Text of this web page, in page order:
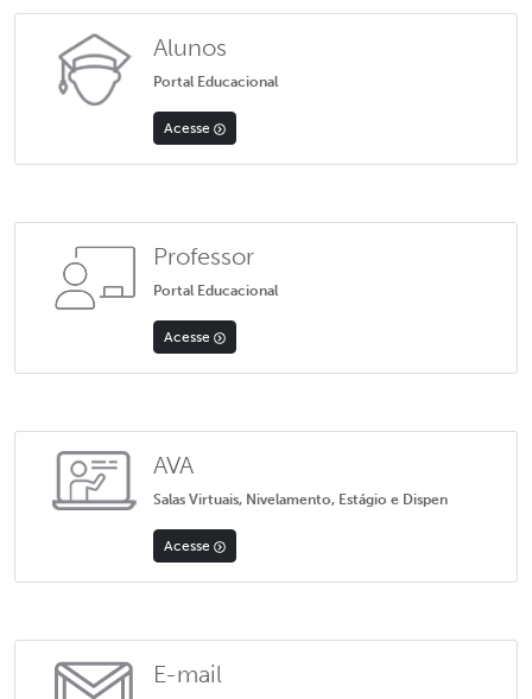
Alunos
Portal Educacional
Acesse
Professor
Portal Educacional
Acesse
AVA
Salas Virtuais, Nivelamento, Estágio e Dispen
Acesse
E-mail